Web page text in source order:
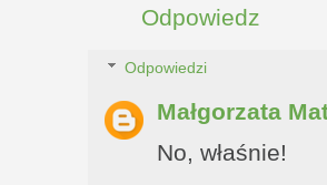
Odpowiedz
Odpowiedzi
Małgorzata
No, właśnie!